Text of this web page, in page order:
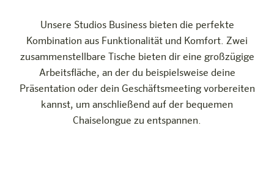
Unsere Studios Business bieten die perfekte
Kombination aus Funktionalität und Komfort. Zwei
zusammenstellbare Tische bieten dir eine großzügige
Arbeitsfläche, an der du beispielsweise deine
Präsentation oder dein Geschäftsmeeting vorbereiten
kannst, um anschließend auf der bequemen
Chaiselongue zu entspannen.